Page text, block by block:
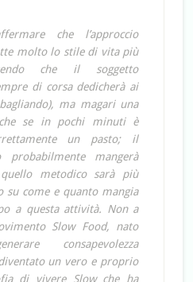
che l’approccio
molto lo stile di vita più
che il soggetto
di corsa dedicherà ai
ma magari una
se in pochi minuti è
un pasto; il
probabilmente mangerà
metodico sarà più
su come e quanto mangia
a questa attività. Non a
Slow Food, nato
consapevolezza
un vero e proprio
di vivere Slow che ha